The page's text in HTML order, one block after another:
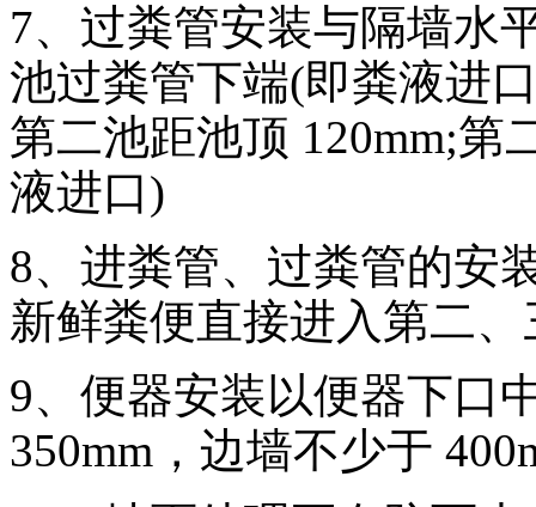
7、过粪管安装与隔墙水
池过粪管下端(即粪液进
第二池距池顶 120mm;第
液进口)
8、进粪管、过粪管的安
新鲜粪便直接进入第二、
9、便器安装以便器下口
350mm，边墙不少于